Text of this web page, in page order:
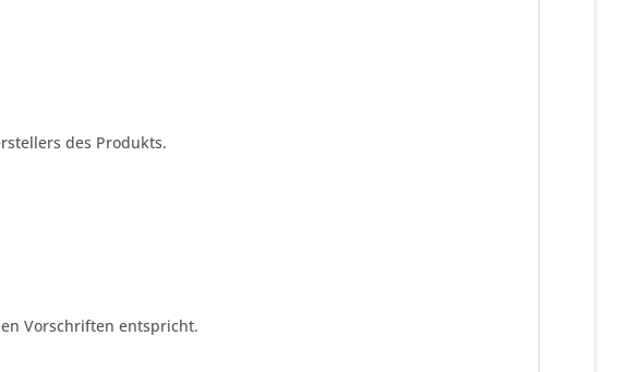
des Produkts.
Vorschriften entspricht.